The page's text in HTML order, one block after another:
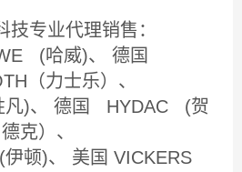
技专业代理销售：
(哈威)、 德国
（力士乐）、
凡)、 德国 HYDAC (贺
德克）、
顿)、 美国 VICKERS